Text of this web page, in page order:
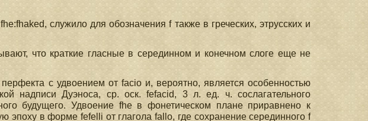
служило для обозначения f также в греческих, этрусских и
что краткие гласные в серединном и конечном слоге еще не
с удвоением от facio и, вероятно, является особенностью
надписи Дуэноса, ср. оск. fefacid, 3 л. ед. ч. сослагательного
будущего. Удвоение fhe в фонетическом плане приравнено к
эпоху в форме fefelli от глагола fallo, где сохранение серединного f